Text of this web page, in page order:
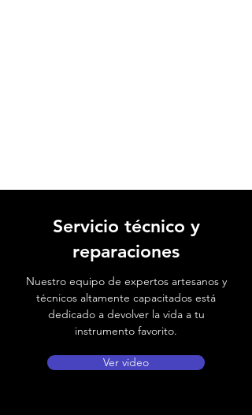
Servicio técnico y
reparaciones
Nuestro equipo de expertos artesanos y
técnicos altamente capacitados está
dedicado a devolver la vida a tu
instrumento favorito.
Ver video